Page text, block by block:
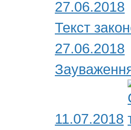
27.06.2018
Текст
27.06.2018
11.07.2018